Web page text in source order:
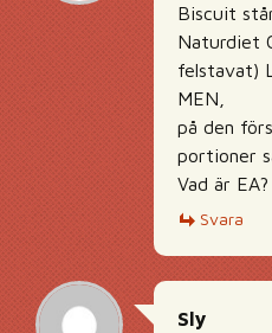
Biscuit
Naturdiet
felstavat)
MEN,
på den
portioner
Vad är EA?
Svara
Sly